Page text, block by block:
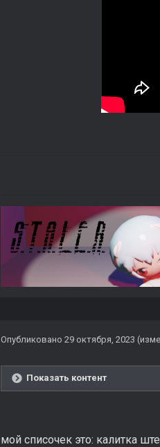
Опубликовано 29 октября, 2023
Показать контент
мой списочек это: калитка